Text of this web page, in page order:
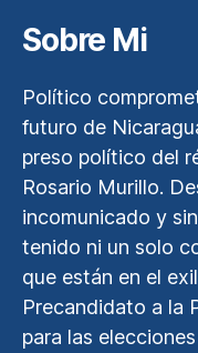
Sobre Mi
Político
futuro de
preso político del
Rosario Murillo.
incomunicado y
tenido ni un solo
que están en el
Precandidato a la
para las